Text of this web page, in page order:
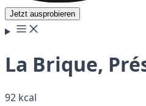
Jetzt ausprobieren
La Brique,
92 kcal